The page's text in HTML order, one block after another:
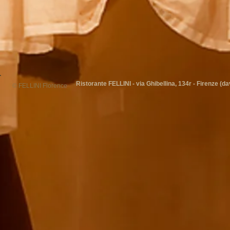
© FELLINI Florence Ristorante FELLINI - via Ghibellina, 134r - Firenze